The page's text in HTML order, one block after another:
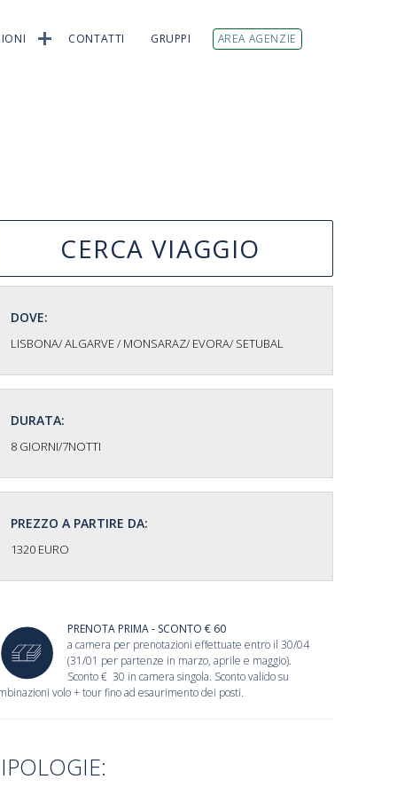
CONTATTI GRUPPI AREA AGENZIE
CERCA VIAGGIO
DOVE:
LISBONA/ ALGARVE / MONSARAZ/ EVORA/ SETUBAL
DURATA:
8 GIORNI/7NOTTI
PREZZO A PARTIRE DA:
1320 EURO
PRENOTA PRIMA - SCONTO € 60
a camera per prenotazioni effettuate entro il 30/04
(31/01 per partenze in marzo, aprile e maggio).
Sconto € 30 in camera singola. Sconto valido su
volo + tour fino ad esaurimento dei posti.